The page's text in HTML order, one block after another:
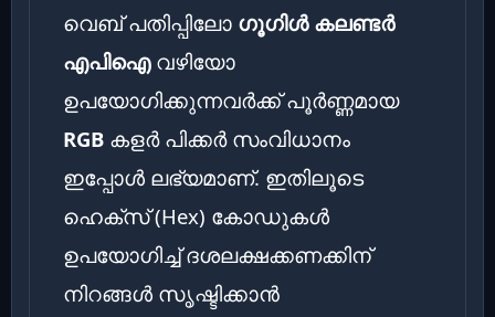
വെബ് പതിപ്പിലോ ഗൂഗിൾ കലണ്ടർ
എപിഐവഴിയോ
ഉപയോഗിക്കുന്നവർക്ക് പൂർണ്ണമായ
RGB കളർ പിക്കർ സംവിധാനം
ഇപ്പോൾ ലഭ്യമാണ്. ഇതിലൂടെ
ഹെക്സ് (Hex) കോഡുകൾ
ഉപയോഗിച്ച് ദശലക്ഷക്കണക്കിന്
നിറങ്ങൾ സൃഷ്ടിക്കാൻ